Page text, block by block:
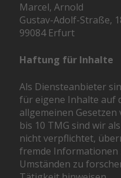
Marcel, Arnold
Gustav-Adolf-Straße,
99084 Erfurt
Haftung für Inhalte
Als Diensteanbieter
für eigene Inhalte auf
allgemeinen
bis 10 TMG sind wir
nicht verpflichtet,
fremde Informationen
Umständen zu